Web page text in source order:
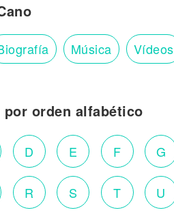
Música Vídeos
orden alfabético
D E F G
R S T U